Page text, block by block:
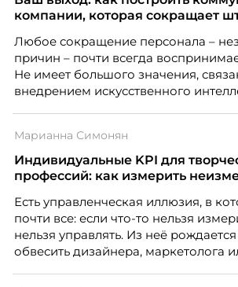
компании, которая сокращает
Любое сокращение персонала –
причин – почти всегда
Не имеет большого значения,
внедрением искусственного
структуры компании. Для
означают потерю стабильности, а
рынка становятся сигналом о
нередко превращаются в фактор,
негативно влияет HR-бренд
Марианна Симонян
Индивидуальные KPI для
профессий: как измерить
Есть управленческая иллюзия, в
почти все: если что-то нельзя
нельзя управлять. Из неё
обвесить дизайнера, маркетолога